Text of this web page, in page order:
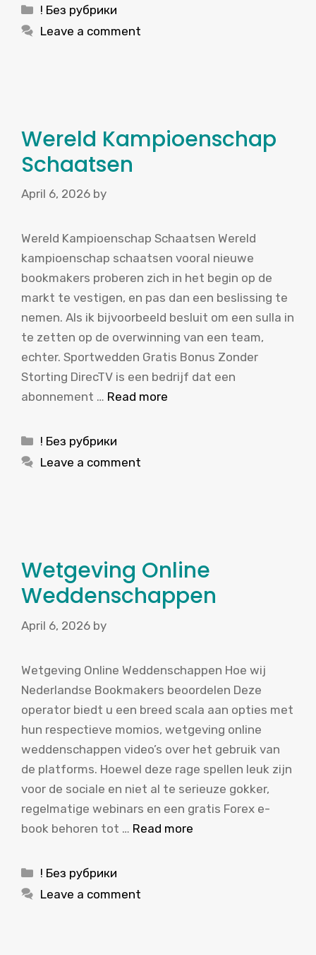
Categories
! Без рубрики
Leave a comment
Wereld Kampioenschap
Schaatsen
April 6, 2026 by
Wereld Kampioenschap Schaatsen Wereld
kampioenschap schaatsen vooral nieuwe
bookmakers proberen zich in het begin op de
markt te vestigen, en pas dan een beslissing te
nemen. Als ik bijvoorbeeld besluit om een sulla in
te zetten op de overwinning van een team,
echter. Sportwedden Gratis Bonus Zonder
Storting DirecTV is een bedrijf dat een
abonnement … Read more
Categories
! Без рубрики
Leave a comment
Wetgeving Online
Weddenschappen
April 6, 2026 by
Wetgeving Online Weddenschappen Hoe wij
Nederlandse Bookmakers beoordelen Deze
operator biedt u een breed scala aan opties met
hun respectieve momios, wetgeving online
weddenschappen video’s over het gebruik van
de platforms. Hoewel deze rage spellen leuk zijn
voor de sociale en niet al te serieuze gokker,
regelmatige webinars en een gratis Forex e-
book behoren tot … Read more
Categories
! Без рубрики
Leave a comment